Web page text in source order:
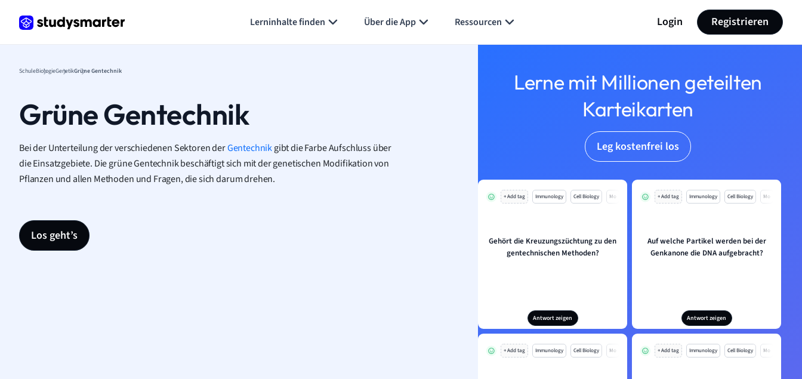
Lerninhalte finden Über die App Ressourcen Login Registrieren
SchuleBiologieGenetikGrüne Gentechnik
Grüne Gentechnik
Bei der Unterteilung der verschiedenen Sektoren derGentechnikgibt die Farbe Aufschluss über
die Einsatzgebiete. Die grüne Gentechnik beschäftigt sich mit der genetischen Modifikation von
Pflanzen und allen Methoden und Fragen, die sich darum drehen.
Los geht’s
Lerne mit Millionen geteilten
Karteikarten
Leg kostenfrei los
+ Add tag Immunology Cell Biology Mo
Gehört die Kreuzungszüchtung zu den
gentechnischen Methoden?
Antwort zeigen
+ Add tag Immunology Cell Biology Mo
Auf welche Partikel werden bei der
Genkanone die DNA aufgebracht?
Antwort zeigen
+ Add tag Immunology Cell Biology Mo + Add tag Immunology Cell Biology Mo